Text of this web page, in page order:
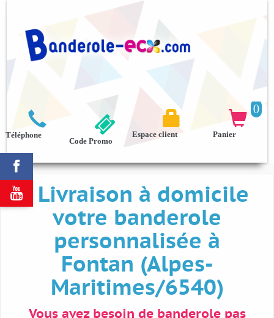



Téléphone
0

Panier

Espace client
Code Promo
Livraison à domicile
votre banderole
personnalisée à
Fontan (Alpes-
Maritimes/6540)
Vous avez besoin de banderole pas